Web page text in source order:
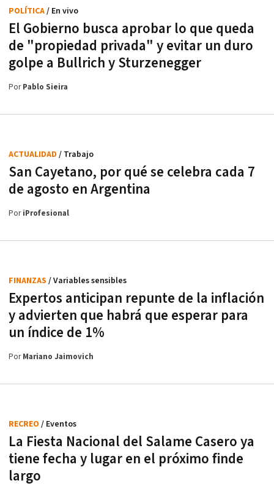
El Gobierno busca aprobar lo que queda
de "propiedad privada" y evitar un duro
golpe a Bullrich y Sturzenegger
POLÍTICA/ En vivo
PorPablo Sieira
San Cayetano, por qué se celebra cada 7
de agosto en Argentina
ACTUALIDAD / Trabajo
PoriProfesional
Expertos anticipan repunte de la inflación
y advierten que habrá que esperar para
un índice de 1%
FINANZAS / Variables sensibles
PorMariano Jaimovich
La Fiesta Nacional del Salame Casero ya
tiene fecha y lugar en el próximo finde
largo
RECREO / Eventos